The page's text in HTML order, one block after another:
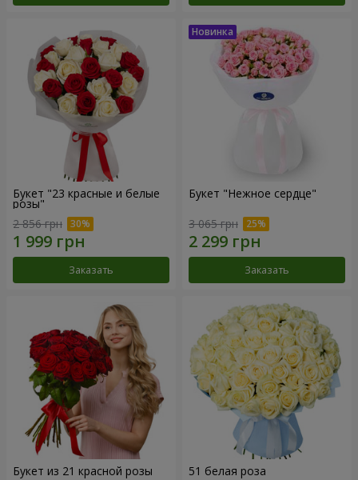
Букет "23 красные и белые
розы"
2 856 грн
Заказать
Букет "Нежное сердце"
3 065 грн
Заказать
Букет из 21 красной розы 51 белая роза